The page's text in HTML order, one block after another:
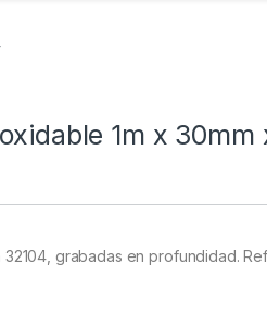
1m x 30mm
grabadas en profundidad.